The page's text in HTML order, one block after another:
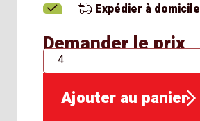
Expédier à domicile
Demander le prix
QTÉ
Ajouter au panier